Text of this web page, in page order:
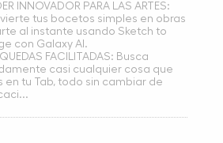
INNOVADOR PARA LAS ARTES:
tus bocetos simples en obras
al instante usando Sketch to
con Galaxy AI.
FACILITADAS: Busca
casi cualquier cosa que
en tu Tab, todo sin cambiar de